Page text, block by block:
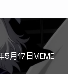
5月17日MEME